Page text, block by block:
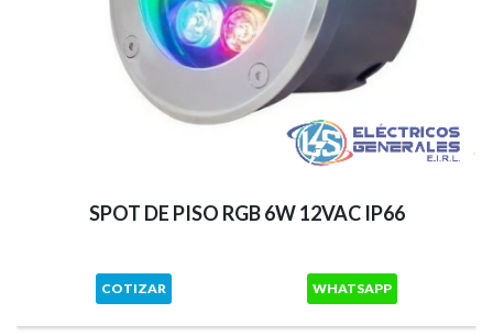
SPOT DE PISO RGB 6W 12VAC IP66
COTIZAR WHATSAPP